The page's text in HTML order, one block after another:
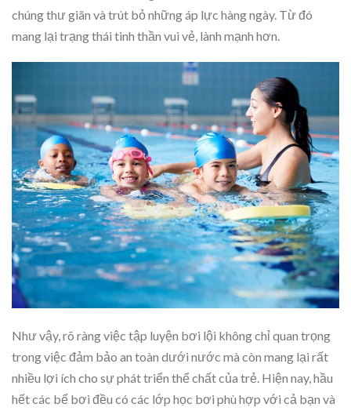
chúng thư giãn và trút bỏ những áp lực hàng ngày. Từ đó
mang lại trạng thái tinh thần vui vẻ, lành mạnh hơn.
Như vậy, rõ ràng việc tập luyện bơi lội không chỉ quan trọng
trong việc đảm bảo an toàn dưới nước mà còn mang lại rất
nhiều lợi ích cho sự phát triển thể chất của trẻ. Hiện nay, hầu
hết các bể bơi đều có các lớp học bơi phù hợp với cả bạn và